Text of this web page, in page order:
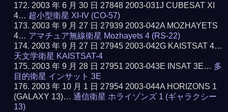
2003 年 6 月 30 日 27848 2003-031J CUBESAT XI
4… 超小型衛星 XI-IV (CO-57)
2003 年 9 月 27 日 27939 2003-042A MOZHAYETS
4… アマチュア無線衛星 Mozhayets 4 (RS-22)
2003 年 9 月 27 日 27945 2003-042G KAISTSAT 4…
天文学衛星 KAISTSAT-4
2003 年 9 月 28 日 27951 2003-043E INSAT 3E… 多
目的衛星 インサット 3E
2003 年 10 月 1 日 27954 2003-044A HORIZONS 1
(GALAXY 13)…通信衛星 ホライゾンズ 1 (ギャラクシー
13)